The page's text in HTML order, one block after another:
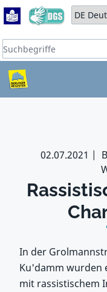
Zum Hauptbereich
Zum Hauptmenü
Sprache auswählen:
Suchbegriffe:
02.07.2021
In der
Ku'damm wurden
mit rassistischem